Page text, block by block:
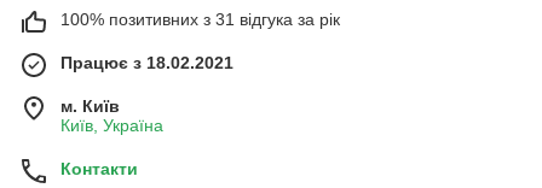
100% позитивних з 31 відгука за рік
Працює з 18.02.2021
м. Київ
Київ, Україна
Контакти